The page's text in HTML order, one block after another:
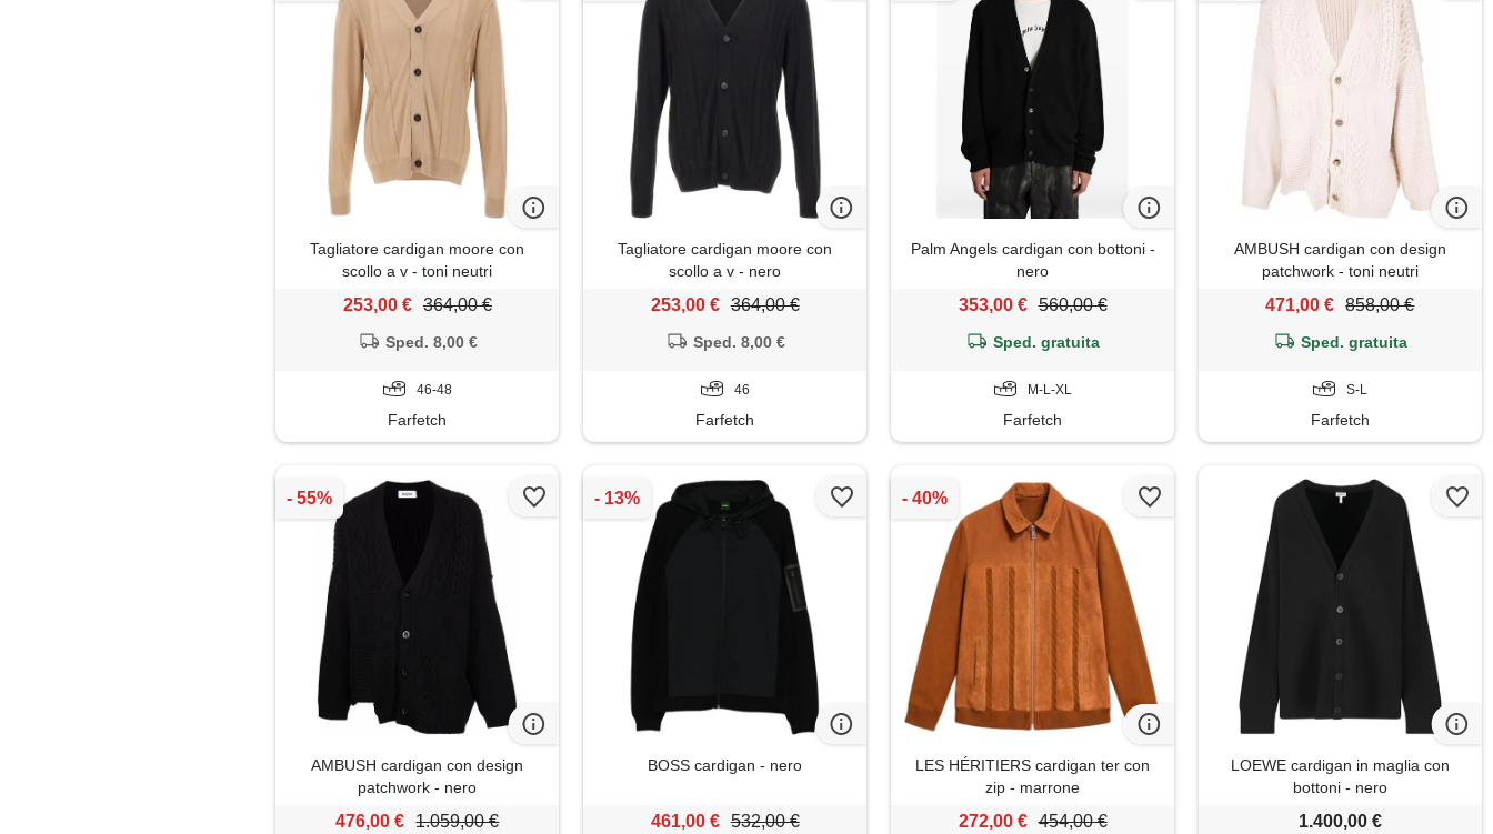
Tagliatore cardigan moore con
scollo a v - toni neutri
253,00 € 364,00 €
Sped. 8,00 €
46-48
Farfetch
Tagliatore cardigan moore con
scollo a v - nero
253,00 € 364,00 €
Sped. 8,00 €
46
Farfetch
Palm Angels cardigan con bottoni -
nero
353,00 € 560,00 €
Sped. gratuita
M-L-XL
Farfetch
AMBUSH cardigan con design
patchwork - toni neutri
471,00 € 858,00 €
Sped. gratuita
S-L
Farfetch
AMBUSH cardigan con design
patchwork - nero
476,00 € 1.059,00 €
BOSS cardigan - nero
461,00 € 532,00 €
LES HÉRITIERS cardigan ter con
zip - marrone
272,00 € 454,00 €
LOEWE cardigan in maglia con
bottoni - nero
1.400,00 €